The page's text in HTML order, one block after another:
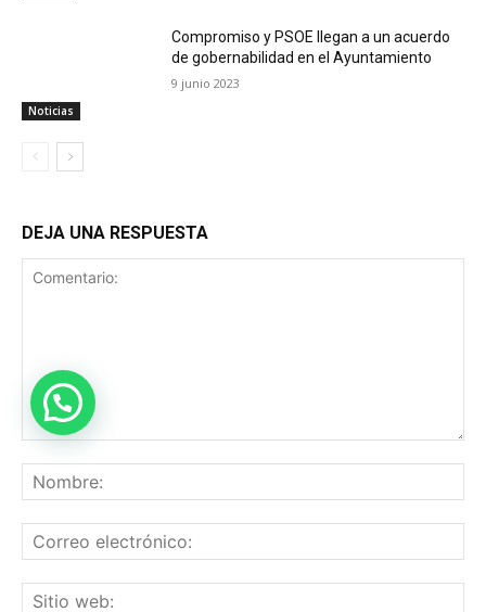
Noticias
Compromiso y PSOE llegan a un acuerdo
de gobernabilidad en el Ayuntamiento
9 junio 2023
DEJA UNA RESPUESTA